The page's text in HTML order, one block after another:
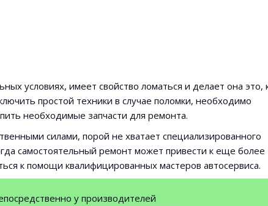
условиях, имеет свойство ломаться и делает она это,
простой техники в случае поломки, необходимо
необходимые запчасти для ремонта.
силами, порой не хватает специализированного
самостоятельный ремонт может привести к еще более
к помощи квалифицированных мастеров автосервиса.
у производителей